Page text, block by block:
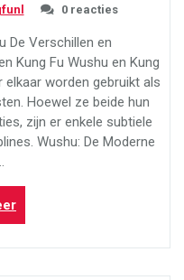
0 reacties
De Verschillen en
Kung Fu Wushu en Kung
worden gebruikt als
Hoewel ze beide hun
zijn er enkele subtiele
Wushu: De Moderne
“Ontdek
de
Kunst